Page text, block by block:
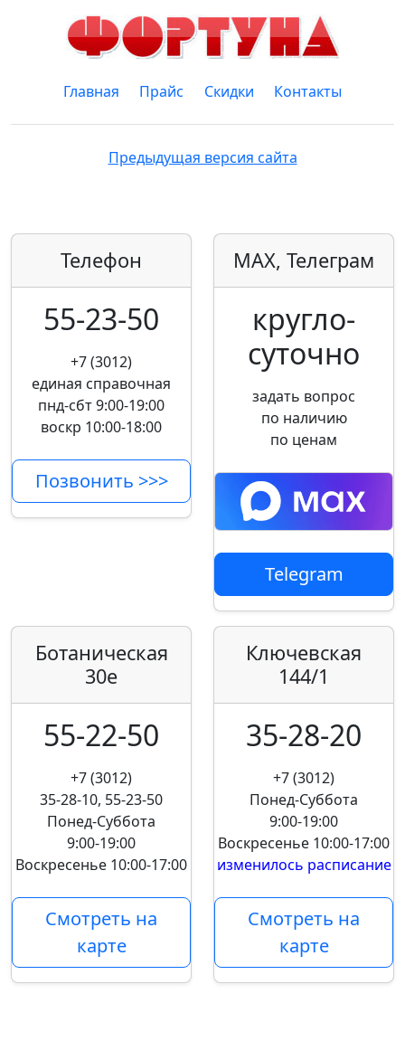
Главная Прайс Скидки Контакты
Предыдущая версия сайта
Телефон
55-23-50
+7 (3012)
единая справочная
пнд-сбт 9:00-19:00
воскр 10:00-18:00
Позвонить >>>
MAX, Телеграм
кругло­
суточно
задать вопрос
по наличию
по ценам
Telegram
Ботаническая
30е
55-22-50
+7 (3012)
35-28-10, 55-23-50
Понед-Суббота
9:00-19:00
Воскресенье 10:00-17:00
Смотреть на
карте
Ключевская
144/1
35-28-20
+7 (3012)
Понед-Суббота
9:00-19:00
Воскресенье 10:00-17:00
изменилось расписание
Смотреть на
карте